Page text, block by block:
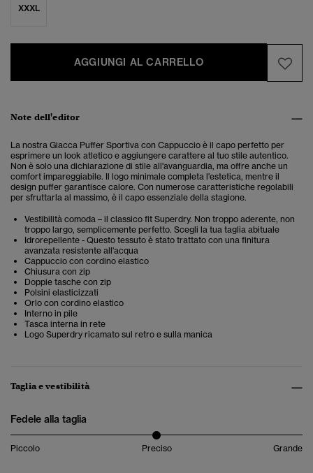
XXXL
AGGIUNGI AL CARRELLO
Note dell'editor
La nostra Giacca Puffer Sportiva con Cappuccio è il capo perfetto per
esprimere un look atletico e aggiungere carattere al tuo stile autentico.
Non è solo una dichiarazione di stile all'avanguardia, ma offre anche un
comfort impareggiabile. Il logo minimale completa l'estetica, mentre il
design puffer garantisce calore. Con numerose caratteristiche regolabili
per sfruttarla al massimo, è il capo essenziale della stagione.
Vestibilità comoda – il classico fit Superdry. Non troppo aderente, non
troppo largo, semplicemente perfetto. Scegli la tua taglia abituale
Idrorepellente - Questo tessuto è stato trattato con una finitura
avanzata resistente all'acqua
Cappuccio con cordino elastico
Chiusura con zip
Doppie tasche con zip
Polsini elasticizzati
Orlo con cordino elastico
Interno in pile
Tasca interna in rete
Logo Superdry ricamato sul retro e sulla manica
Taglia e vestibilità
Fedele alla taglia
Piccolo Preciso Grande